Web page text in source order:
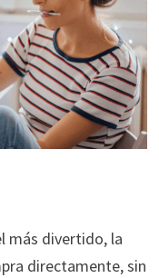
más divertido, la
directamente, sin